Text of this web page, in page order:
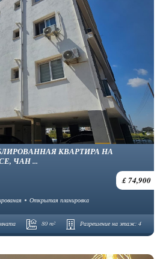
КВАРТИРА НА
ЧАН ...
£ 74,900
Открытая планировка
80 m² Разрешение на этаж: 4